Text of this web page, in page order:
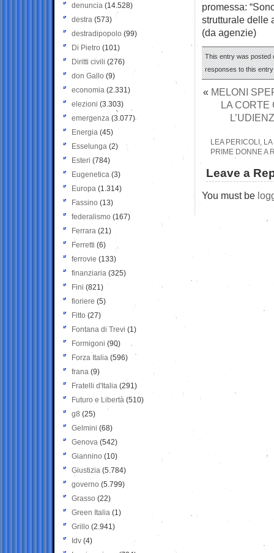
promessa:
strutturale delle
(da agenzie)
This entry was posted
responses to this
« MELONI
LA CORTE
LEA PERICOLI,
PRIME DONNE A
Leave a
You must be
denuncia (14.528)
destra (573)
destradipopolo (99)
Di Pietro (101)
Diritti civili (276)
don Gallo (9)
economia (2.331)
elezioni (3.303)
emergenza (3.077)
Energia (45)
Esselunga (2)
Esteri (784)
Eugenetica (3)
Europa (1.314)
Fassino (13)
federalismo (167)
Ferrara (21)
Ferretti (6)
ferrovie (133)
finanziaria (325)
Fini (821)
fioriere (5)
Fitto (27)
Fontana di Trevi (1)
Formigoni (90)
Forza Italia (596)
frana (9)
Fratelli d'Italia (291)
Futuro e Libertà (510)
g8 (25)
Gelmini (68)
Genova (542)
Giannino (10)
Giustizia (5.784)
governo (5.799)
Grasso (22)
Green Italia (1)
Grillo (2.941)
Idv (4)